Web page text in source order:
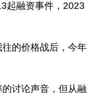
起融资事件，2023
的价格战后，今年
讨论声音，但从融